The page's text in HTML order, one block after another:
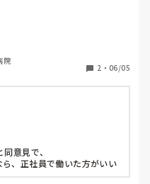
意です。高いはずなのに求
にはただ高いだけでいい職
…
、外来といろいろ転々としま
た。
ートを希望しましたが、
ない特殊部署でのフルタイ
電車だと1時間ほどかかり
雪のため使用できないの
タイムパートなら正社員
なりましたがパートから
うです。
院
2 ・ 06/05
意見で、
、正社員で働いた方がいい